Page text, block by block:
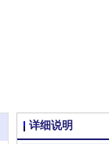
详细说明